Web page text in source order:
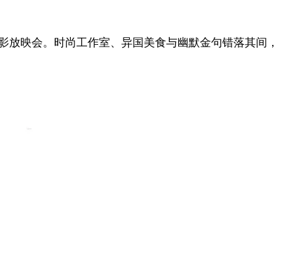
映会。时尚工作室、异国美食与幽默金句错落其间，